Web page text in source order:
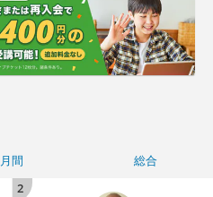
月間
総合
2